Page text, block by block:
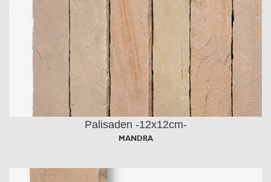
Palisaden -12x12cm-
MANDRA